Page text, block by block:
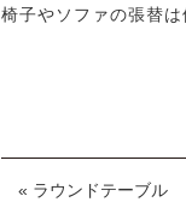
椅子やソファの張替は
« ラウンドテーブル